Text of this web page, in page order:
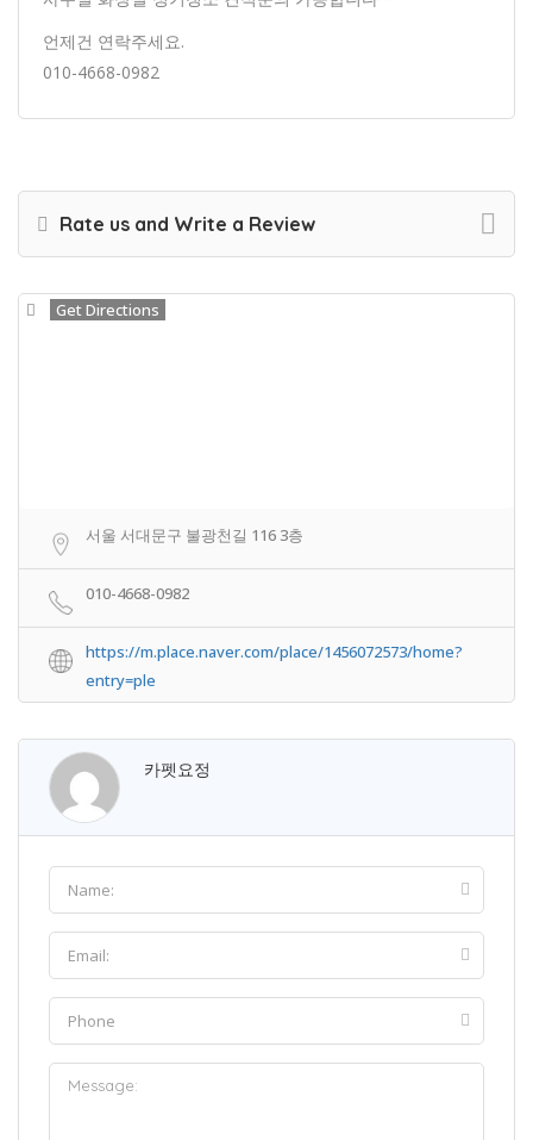
언제건 연락주세요.
010-4668-0982
Rate us and Write a Review
Get Directions
서울 서대문구 불광천길 116 3층
010-4668-0982
https://m.place.naver.com/place/1456072573/home?
entry=ple
카펫요정